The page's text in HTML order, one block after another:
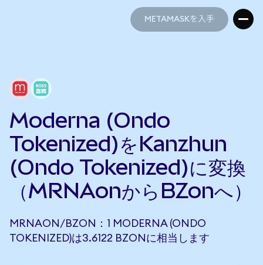
METAMASKを入手
Moderna (Ondo
Tokenized)をKanzhun
(Ondo Tokenized)に変換
（MRNAonからBZonへ）
MRNAON/BZON：1 MODERNA (ONDO
TOKENIZED)は3.6122 BZONに相当します